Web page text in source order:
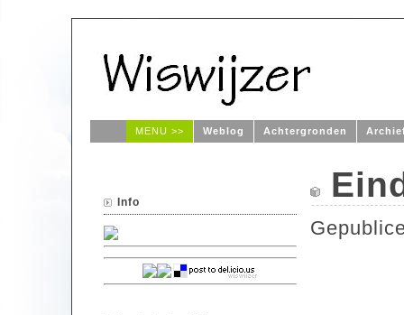
MENU >> Weblog Achtergronden
Info